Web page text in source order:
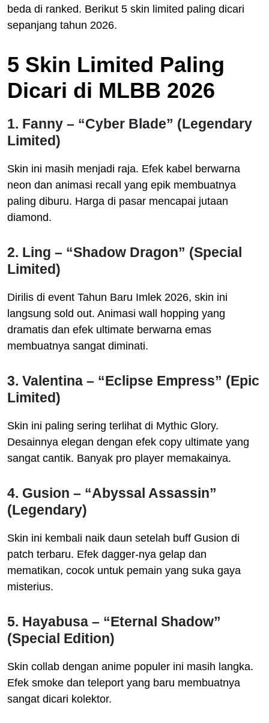
beda di ranked. Berikut 5 skin limited paling dicari
sepanjang tahun 2026.
5 Skin Limited Paling
Dicari di MLBB 2026
1. Fanny – “Cyber Blade” (Legendary
Limited)
Skin ini masih menjadi raja. Efek kabel berwarna
neon dan animasi recall yang epik membuatnya
paling diburu. Harga di pasar mencapai jutaan
diamond.
2. Ling – “Shadow Dragon” (Special
Limited)
Dirilis di event Tahun Baru Imlek 2026, skin ini
langsung sold out. Animasi wall hopping yang
dramatis dan efek ultimate berwarna emas
membuatnya sangat diminati.
3. Valentina – “Eclipse Empress” (Epic
Limited)
Skin ini paling sering terlihat di Mythic Glory.
Desainnya elegan dengan efek copy ultimate yang
sangat cantik. Banyak pro player memakainya.
4. Gusion – “Abyssal Assassin”
(Legendary)
Skin ini kembali naik daun setelah buff Gusion di
patch terbaru. Efek dagger-nya gelap dan
mematikan, cocok untuk pemain yang suka gaya
misterius.
5. Hayabusa – “Eternal Shadow”
(Special Edition)
Skin collab dengan anime populer ini masih langka.
Efek smoke dan teleport yang baru membuatnya
sangat dicari kolektor.